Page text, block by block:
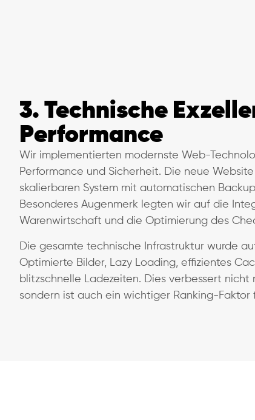
3. Technische
Performance
Wir implementierten modernste Web-
Performance und Sicherheit. Die neue
skalierbaren System mit automatischen
Besonderes Augenmerk legten wir auf die
Warenwirtschaft und die Optimierung des
Die gesamte technische Infrastruktur wurde
Optimierte Bilder, Lazy Loading, effizientes
blitzschnelle Ladezeiten. Dies verbessert nicht
sondern ist auch ein wichtiger Ranking-Faktor